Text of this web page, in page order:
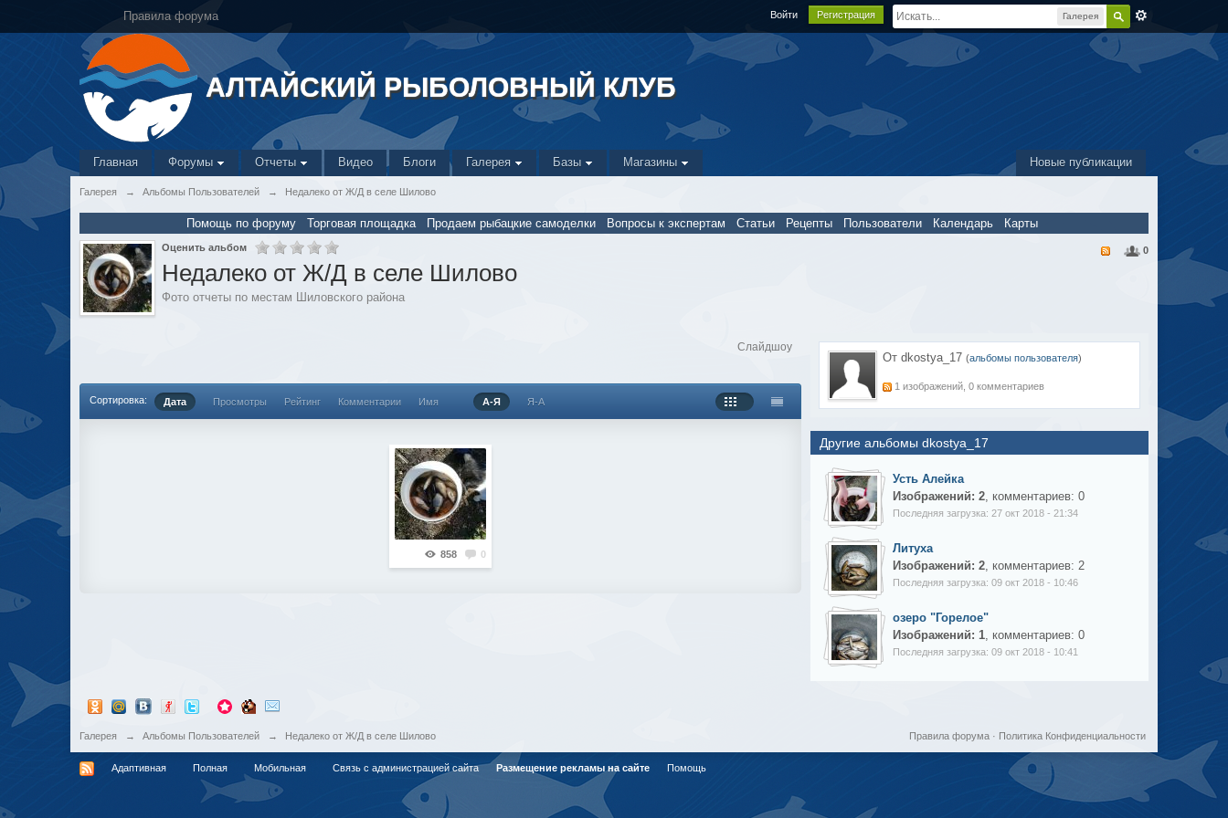
Галерея
Правила форума Войти Регистрация
АЛТАЙСКИЙ РЫБОЛОВНЫЙ КЛУБ
Новые публикации
Главная Форумы Отчеты Видео Блоги Галерея Базы Магазины
Галерея → Альбомы Пользователей → Недалеко от Ж/Д в селе Шилово
Помощь по форуму Торговая площадка Продаем рыбацкие самоделки Вопросы к экспертам Статьи Рецепты Пользователи Календарь Карты
0
Оценить альбом
Недалеко от Ж/Д в селе Шилово
Фото отчеты по местам Шиловского района
От dkostya_17 (альбомы пользователя)
1 изображений, 0 комментариев
Другие альбомы dkostya_17
Усть Алейка
Изображений: 2, комментариев: 0
Последняя загрузка: 27 окт 2018 - 21:34
Литуха
Изображений: 2, комментариев: 2
Последняя загрузка: 09 окт 2018 - 10:46
озеро "Горелое"
Изображений: 1, комментариев: 0
Последняя загрузка: 09 окт 2018 - 10:41
Слайдшоу
Сортировка: Дата Просмотры Рейтинг Комментарии Имя А-Я Я-А
858 0
Галерея → Альбомы Пользователей → Недалеко от Ж/Д в селе Шилово Политика Конфиденциальности
Правила форума·
Адаптивная Полная Мобильная Связь с администрацией сайта Размещение рекламы на сайте Помощь